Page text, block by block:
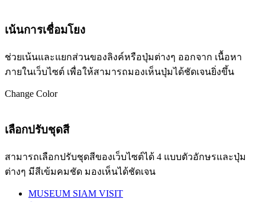
เน้นการเชื่อมโยง
ช่วยเน้นและแยกส่วนของลิงค์หรือปุ่มต่างๆ ออกจาก เนื้อหา
ภายในเว็บไซต์ เพื่อให้สามารถมองเห็นปุ่มได้ชัดเจนยิ่งขึ้น
Change Color
เลือกปรับชุดสี
สามารถเลือกปรับชุดสีของเว็บไซต์ได้ 4 แบบตัวอักษรและปุ่ม
ต่างๆ มีสีเข้มคมชัด มองเห็นได้ชัดเจน
MUSEUM SIAM VISIT